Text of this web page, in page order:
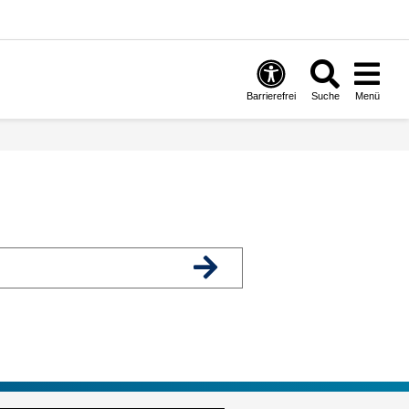
Barrierefrei Suche Menü